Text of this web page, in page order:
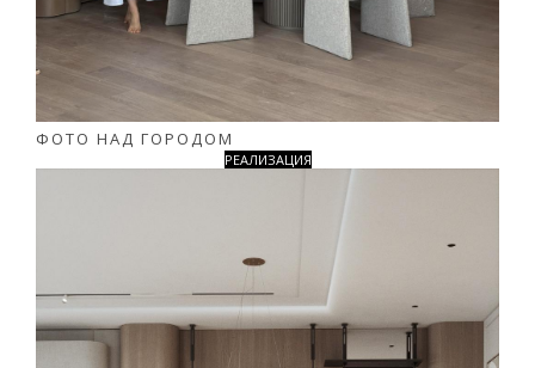
ФОТО НАД ГОРОДОМ
РЕАЛИЗАЦИЯ